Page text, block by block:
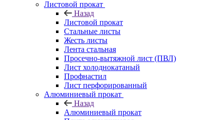
Листовой прокат
Назад
Листовой прокат
Стальные листы
Жесть листы
Лента стальная
Просечно-вытяжной лист (ПВЛ)
Лист холоднокатаный
Профнастил
Лист перфорированный
Алюминиевый прокат
Назад
Алюминиевый прокат